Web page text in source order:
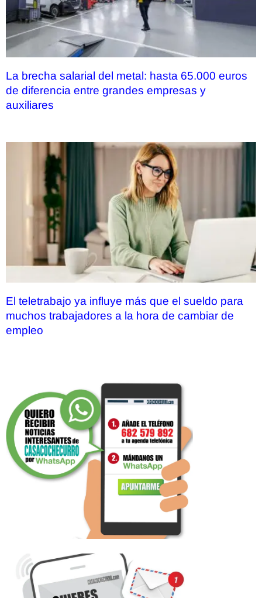
La brecha salarial del metal: hasta 65.000 euros
de diferencia entre grandes empresas y
auxiliares
El teletrabajo ya influye más que el sueldo para
muchos trabajadores a la hora de cambiar de
empleo